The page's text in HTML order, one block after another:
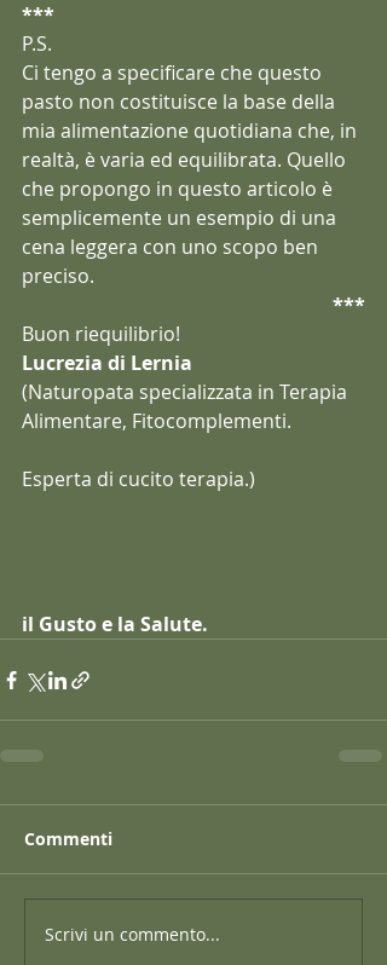
***
P.S.
Ci tengo a specificare che questo
pasto non costituisce la base della
mia alimentazione quotidiana che, in
realtà, è varia ed equilibrata. Quello
che propongo in questo articolo è
semplicemente un esempio di una
cena leggera con uno scopo ben
preciso.
***
Buon riequilibrio!
Lucrezia di Lernia
(Naturopata specializzata in Terapia
Alimentare, Fitocomplementi.
Esperta di cucito terapia.)
il Gusto e la Salute.
Commenti
Scrivi un commento...